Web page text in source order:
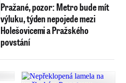
Pražané, pozor: Metro bude mít
výluku, týden nepojede mezi
Holešovicemi a Pražského
povstání